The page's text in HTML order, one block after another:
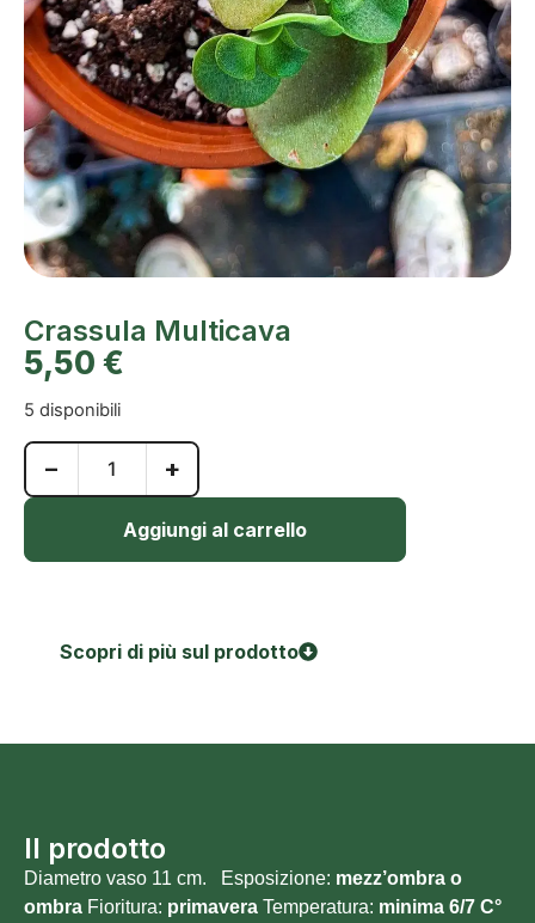
Crassula Multicava
5,50 €
5 disponibili
− +
Aggiungi al carrello
Scopri di più sul prodotto
Il prodotto
Diametro vaso 11 cm. Esposizione: mezz’ombra o
ombra Fioritura: primavera Temperatura: minima 6/7 C°